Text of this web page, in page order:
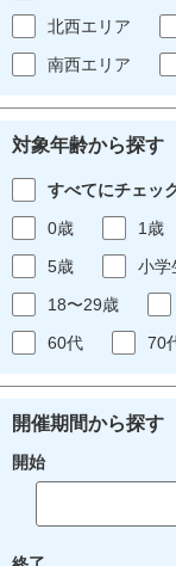
北西エリア
南西エリア
対象年齢から探す
すべてにチェッ
0歳
1歳
5歳
小学
18〜29歳
60代
70
開催期間から探す
開始